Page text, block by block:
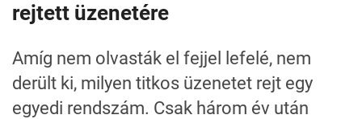
rejtett üzenetére
Amíg nem olvasták el fejjel lefelé, nem
derült ki, milyen titkos üzenetet rejt egy
egyedi rendszám. Csak három év után